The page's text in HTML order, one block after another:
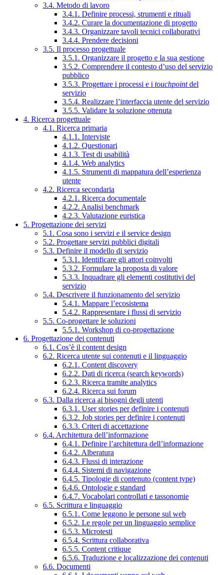
3.4. Metodo di lavoro
3.4.1. Definire processi, strumenti e rituali
3.4.2. Curare la documentazione di progetto
3.4.3. Organizzare tavoli tecnici collaborativi
3.4.4. Prendere decisioni
3.5. Il processo progettuale
3.5.1. Organizzare il progetto e la sua gestione
3.5.2. Comprendere il contesto d’uso del servizio
pubblico
3.5.3. Progettare i processi e i touchpointdel
servizio
3.5.4. Realizzare l’interfaccia utente del servizio
3.5.5. Validare la soluzione ottenuta
4. Ricerca progettuale
4.1. Ricerca primaria
4.1.1. Interviste
4.1.2. Questionari
4.1.3. Test di usabilità
4.1.4. Web analytics
4.1.5. Strumenti di mappatura dell’esperienza
utente
4.2. Ricerca secondaria
4.2.1. Ricerca documentale
4.2.2. Analisi benchmark
4.2.3. Valutazione euristica
5. Progettazione dei servizi
5.1. Cosa sono i servizi e il service design
5.2. Progettare servizi pubblici digitali
5.3. Definire il modello di servizio
5.3.1. Identificare gli attori coinvolti
5.3.2. Formulare la proposta di valore
5.3.3. Inquadrare gli elementi costitutivi del
servizio
5.4. Descrivere il funzionamento del servizio
5.4.1. Mappare l’ecosistema
5.4.2. Rappresentare i flussi di servizio
5.5. Co-progettare le soluzioni
5.5.1. Workshop di co-progettazione
6. Progettazione dei contenuti
6.1. Cos’è il content design
6.2. Ricerca utente sui contenuti e il linguaggio
6.2.1. Content discovery
6.2.2. Dati di ricerca (search keywords)
6.2.3. Ricerca tramite analytics
6.2.4. Ricerca sui forum
6.3. Dalla ricerca ai bisogni degli utenti
6.3.1. User stories per definire i contenuti
6.3.2. Job stories per definire i contenuti
6.3.3. Criteri di accettazione
6.4. Architettura dell’informazione
6.4.1. Definire l’architettura dell’informazione
6.4.2. Alberatura
6.4.3. Flussi di interazione
6.4.4. Sistemi di navigazione
6.4.5. Tipologie di contenuto (content type)
6.4.6. Ontologie e standard
6.4.7. Vocabolari controllati e tassonomie
6.5. Scrittura e linguaggio
6.5.1. Come leggono le persone sul web
6.5.2. Le regole per un linguaggio semplice
6.5.3. Microtesti
6.5.4. Scrittura collaborativa
6.5.5. Content critique
6.5.6. Traduzione e localizzazione dei contenuti
6.6. Documenti